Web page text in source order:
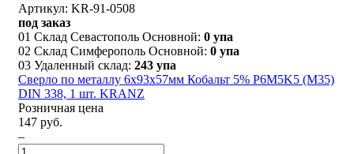
Артикул: KR-91-0508
под заказ
01 Склад Севастополь Основной: 0 упа
02 Склад Симферополь Основной: 0 упа
03 Удаленный склад: 243 упа
Сверло по металлу 6х93х57мм Кобальт 5% P6M5K5 (М35)
DIN 338, 1 шт. KRANZ
Розничная цена
147 руб.
–